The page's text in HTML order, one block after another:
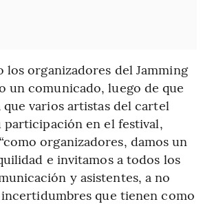
los organizadores del Jamming
un comunicado, luego de que
varios artistas del cartel
participación en el festival,
organizadores, damos un
e invitamos a todos los
y asistentes, a no
incertidumbres que tienen como